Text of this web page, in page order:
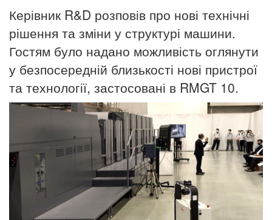
Керівник R&D розповів про нові технічні
рішення та зміни у структурі машини.
Гостям було надано можливість оглянути
у безпосередній близькості нові пристрої
та технології, застосовані в RMGT 10.